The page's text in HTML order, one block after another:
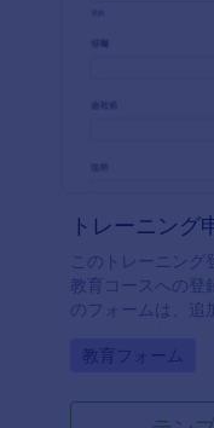
トレーニング
このトレーニング
教育コースへの登
のフォームは、追
フォームは、
かと統合すること
Go to Category:
教育フォーム